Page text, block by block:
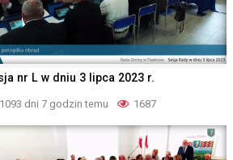
nr L w dniu 3 lipca 2023 r.
1093 dni 7 godzin temu 1687